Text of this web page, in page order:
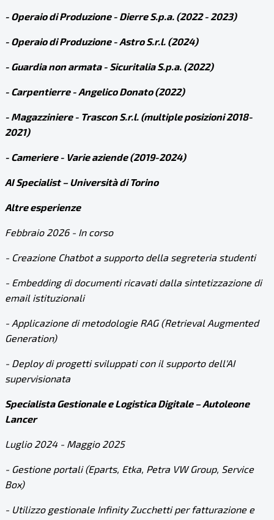
- Operaio di Produzione - Dierre S.p.a. (2022 - 2023)
- Operaio di Produzione - Astro S.r.l. (2024)
- Guardia non armata - Sicuritalia S.p.a. (2022)
- Carpentierre - Angelico Donato (2022)
- Magazziniere - Trascon S.r.l. (multiple posizioni 2018-
2021)
- Cameriere - Varie aziende (2019-2024)
AI Specialist – Università di Torino
Altre esperienze
Febbraio 2026 - In corso
- Creazione Chatbot a supporto della segreteria studenti
- Embedding di documenti ricavati dalla sintetizzazione di
email istituzionali
- Applicazione di metodologie RAG (Retrieval Augmented
Generation)
- Deploy di progetti sviluppati con il supporto dell'AI
supervisionata
Specialista Gestionale e Logistica Digitale – Autoleone
Lancer
Luglio 2024 - Maggio 2025
- Gestione portali (Eparts, Etka, Petra VW Group, Service
Box)
- Utilizzo gestionale Infinity Zucchetti per fatturazione e